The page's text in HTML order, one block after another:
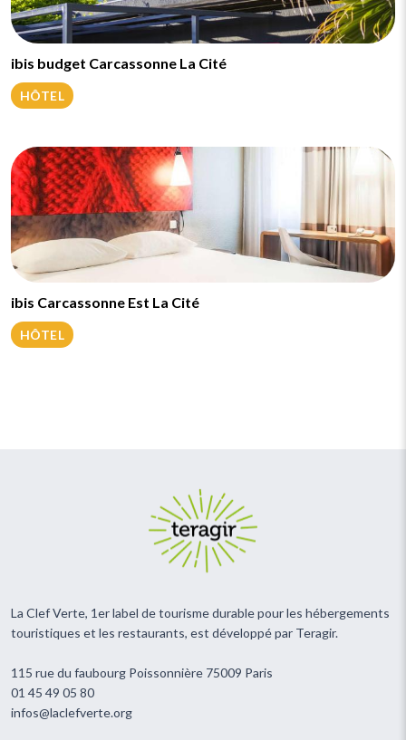
ibis budget Carcassonne La Cité
HÔTEL
ibis Carcassonne Est La Cité
HÔTEL
La Clef Verte, 1er label de tourisme durable pour les hébergements
touristiques et les restaurants, est développé par Teragir.
115 rue du faubourg Poissonnière 75009 Paris
01 45 49 05 80
infos@laclefverte.org